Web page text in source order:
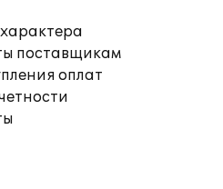
поставщикам
оплат